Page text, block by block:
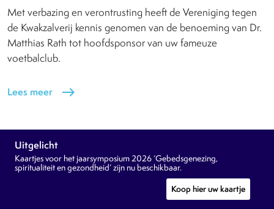
Met verbazing en verontrusting heeft de Vereniging tegen
de Kwakzalverij kennis genomen van de benoeming van Dr.
Matthias Rath tot hoofdsponsor van uw fameuze
voetbalclub.
Lees meer east
Uitgelicht
Kaartjes voor het jaarsymposium 2026 ‘Gebedsgenezing,
spiritualiteit en gezondheid’ zijn nu beschikbaar.
Koop hier uw kaartje